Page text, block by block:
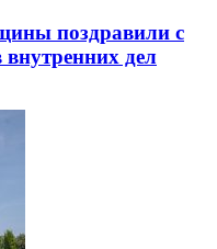
поздравили с
внутренних дел